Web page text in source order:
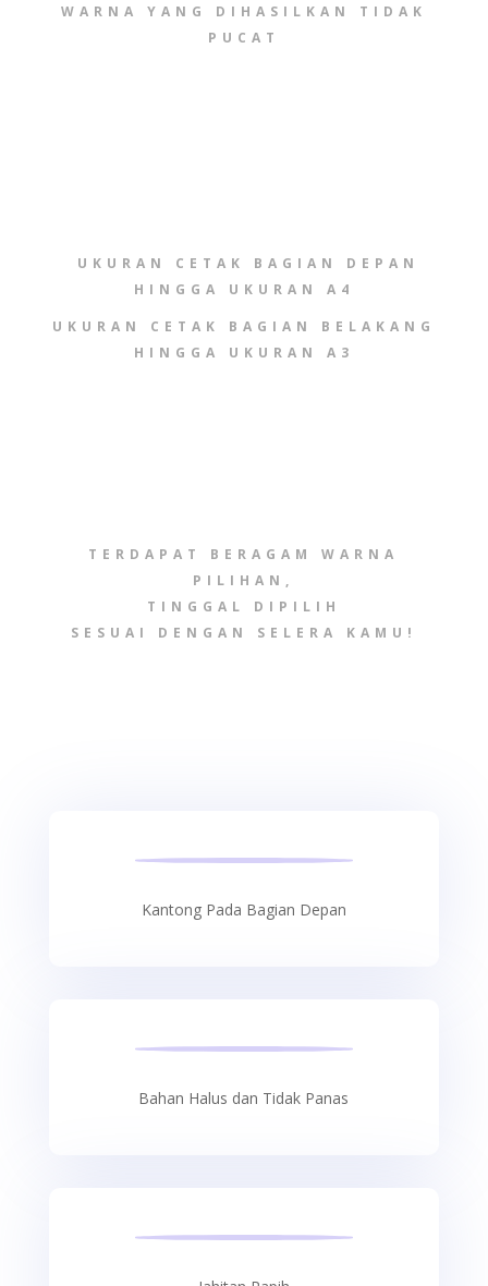
WARNA YANG DIHASILKAN TIDAK
PUCAT
UKURAN CETAK BAGIAN DEPAN
HINGGA UKURAN A4
UKURAN CETAK BAGIAN BELAKANG
HINGGA UKURAN A3
TERDAPAT BERAGAM WARNA
PILIHAN,
TINGGAL DIPILIH
SESUAI DENGAN SELERA KAMU!
Kantong Pada Bagian Depan
Bahan Halus dan Tidak Panas